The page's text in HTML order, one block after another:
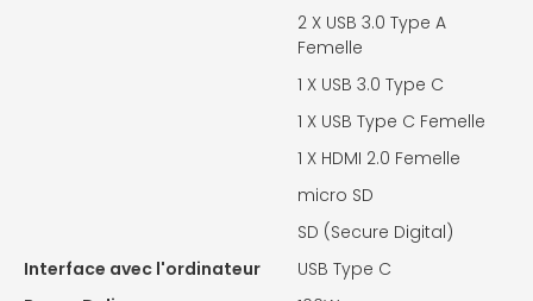
2 X USB 3.0 Type A
Femelle
1 X USB 3.0 Type C
1 X USB Type C Femelle
1 X HDMI 2.0 Femelle
micro SD
SD (Secure Digital)
Interface avec l'ordinateur
USB Type C